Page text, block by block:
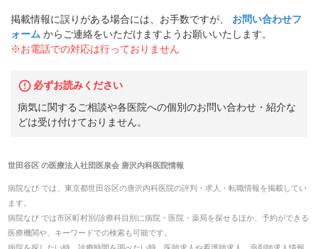
掲載情報に誤りがある場合には、お手数ですが、
お問い合わせフ
ォーム からご連絡をいただけますようお願いいたします。
※お電話での対応は行っておりません
必ずお読みください
病気に関するご相談や各医院への個別のお問い合わせ・紹介な
どは受け付けておりません。
世田谷区 の医療法人社団医泉会 唐沢内科医院情報
病院なび では、 東京都世田谷区の唐沢内科医院の評判・求人・転職情報を掲載してい
ます。
病院なび では市区町村別/診療科目別に病院・医院・薬局を探せるほか、予約ができる
医療機関や、キーワードでの検索も可能です。